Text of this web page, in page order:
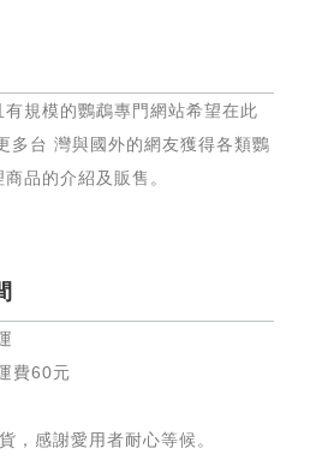
規模的鸚鵡專門網站希望在此
多台 灣與國外的網友獲得各類鸚
品的介紹及販售。
費60元
，感謝愛用者耐心等候 。